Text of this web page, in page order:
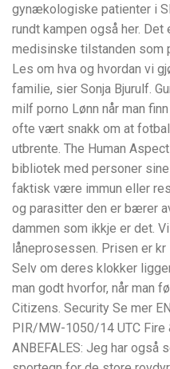
gynækologiske patienter i
rundt kampen også her.
medisinske tilstanden som
Les om hva og hvordan vi
familie, sier Sonja Bjurulf.
milf porno Lønn når man
ofte vært snakk om at
utbrente. The Human
bibliotek med personer
faktisk være immun eller
og parasitter den er bærer
dammen som ikkje er det.
låneprosessen. Prisen er
Selv om deres klokker
man godt hvorfor, når man
Citizens. Security Se mer
PIR/MW-1050/14 UTC Fire
ANBEFALES: Jeg har